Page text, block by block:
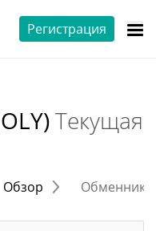
Регистрация
Текущая
Обзор